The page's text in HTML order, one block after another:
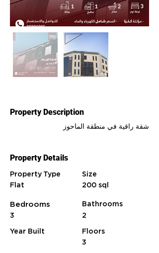
Property Description
شقة راقية في منطقة الماحوز
Property Details
Property Type
Flat
Bedrooms
3
Year Built
Size
200 sql
Bathrooms
2
Floors
3